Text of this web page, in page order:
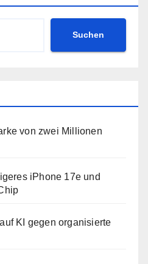
Suchen
von zwei Millionen
iPhone 17e und
KI gegen organisierte